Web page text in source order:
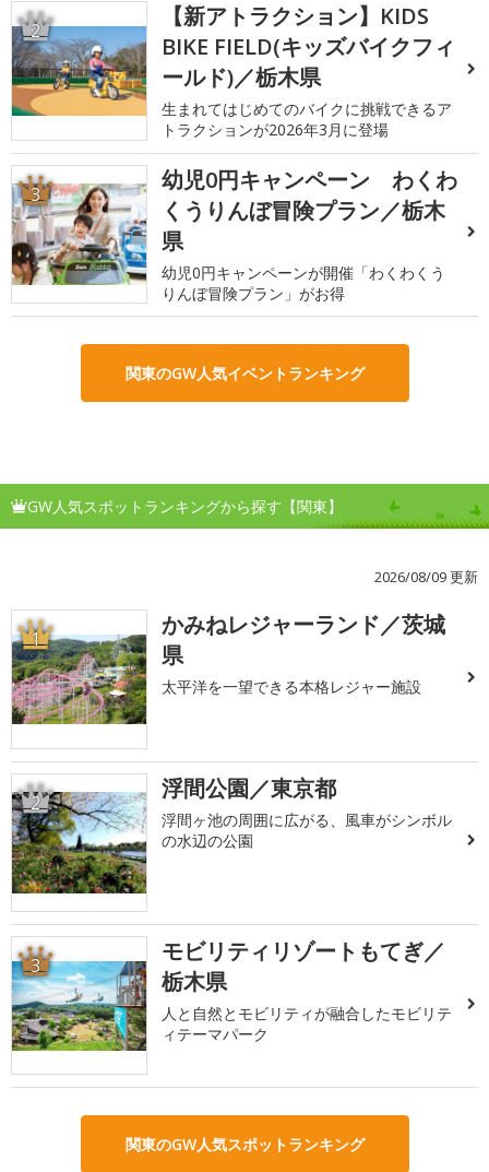
2
【新アトラクション】KIDS
BIKE FIELD(キッズバイクフィ
ールド)／栃木県
生まれてはじめてのバイクに挑戦できるア
トラクションが2026年3月に登場
3
幼児0円キャンペーン わくわ
くうりんぼ冒険プラン／栃木
県
幼児0円キャンペーンが開催「わくわくう
りんぼ冒険プラン」がお得
関東のGW人気イベントランキング
GW人気スポットランキングから探す【関東】
2026/08/09 更新
1
かみねレジャーランド／茨城
県
太平洋を一望できる本格レジャー施設
2 浮間公園／東京都
浮間ヶ池の周囲に広がる、風車がシンボル
の水辺の公園
3
モビリティリゾートもてぎ／
栃木県
人と自然とモビリティが融合したモビリテ
ィテーマパーク
関東のGW人気スポットランキング